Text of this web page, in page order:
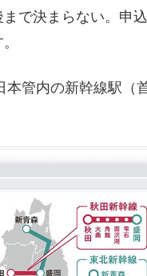
で決まらない。申
管内の新幹線駅（